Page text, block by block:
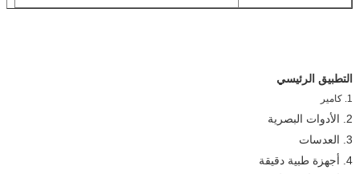
التطبيق الرئيسي
1. كامير
2. الأدوات البصرية
3. العدسات
4. أجهزة طبية دقيقة